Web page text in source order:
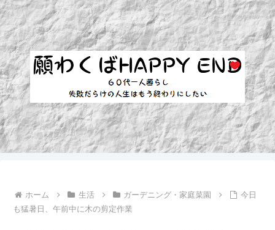
ホーム 生活 ガーデニング・家庭菜園
今日
も猛暑日、午前中に木の剪定作業